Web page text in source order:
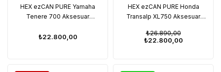
HEX ezCAN PURE Yamaha
Tenere 700 Aksesuar
Uyumu
₺22.800,00
HEX ezCAN PURE Honda
Transalp XL750 Aksesuar
2025 Uyumu
₺22.800,00
₺26.890,00